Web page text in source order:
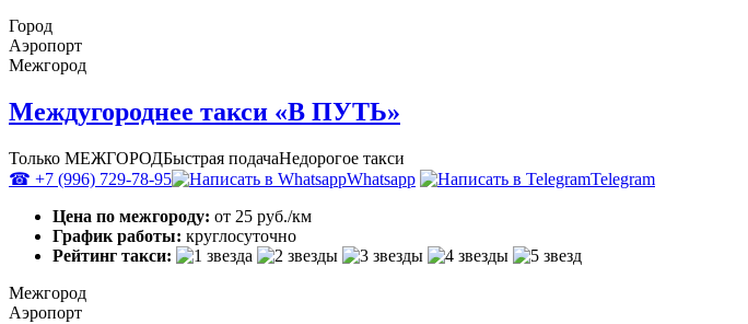
Город
Аэропорт
Межгород
Междугороднее такси «В ПУТЬ»
Только МЕЖГОРОДБыстрая подачаНедорогое такси
☎ +7 (996) 729-78-95
Whatsapp
Telegram
Цена по межгороду: от 25 руб./км
График работы: круглосуточно
Рейтинг такси:
Межгород
Аэропорт